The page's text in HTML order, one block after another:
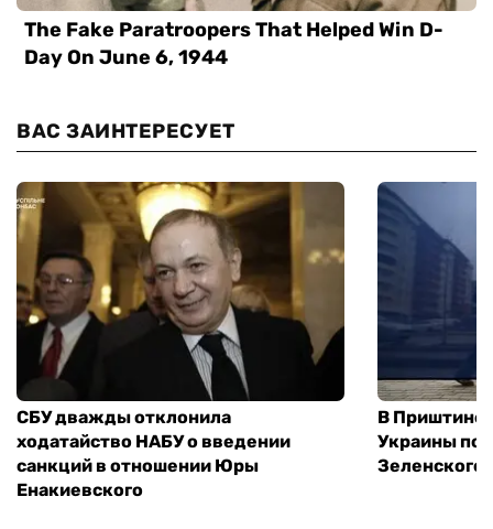
ВАС ЗАИНТЕРЕСУЕТ
СБУ дважды отклонила
ходатайство НАБУ о введении
санкций в отношении Юры
Енакиевского
В Приштине
Украины
Зеленского